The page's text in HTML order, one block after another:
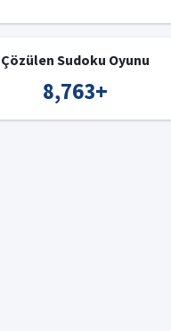
Çözülen Sudoku Oyunu
8,763+